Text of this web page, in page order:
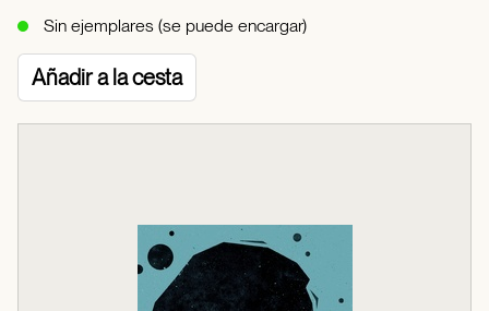
Sin ejemplares (se puede encargar)
Añadir a la cesta